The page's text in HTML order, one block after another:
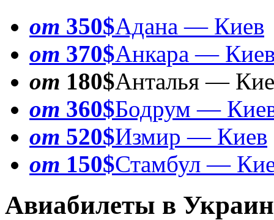
от 350$Адана — Киев
от 370$Анкара —
от 180$Анталья —
от 360$Бодрум —
от 520$Измир — Киев
от 150$Стамбул —
Авиабилеты в